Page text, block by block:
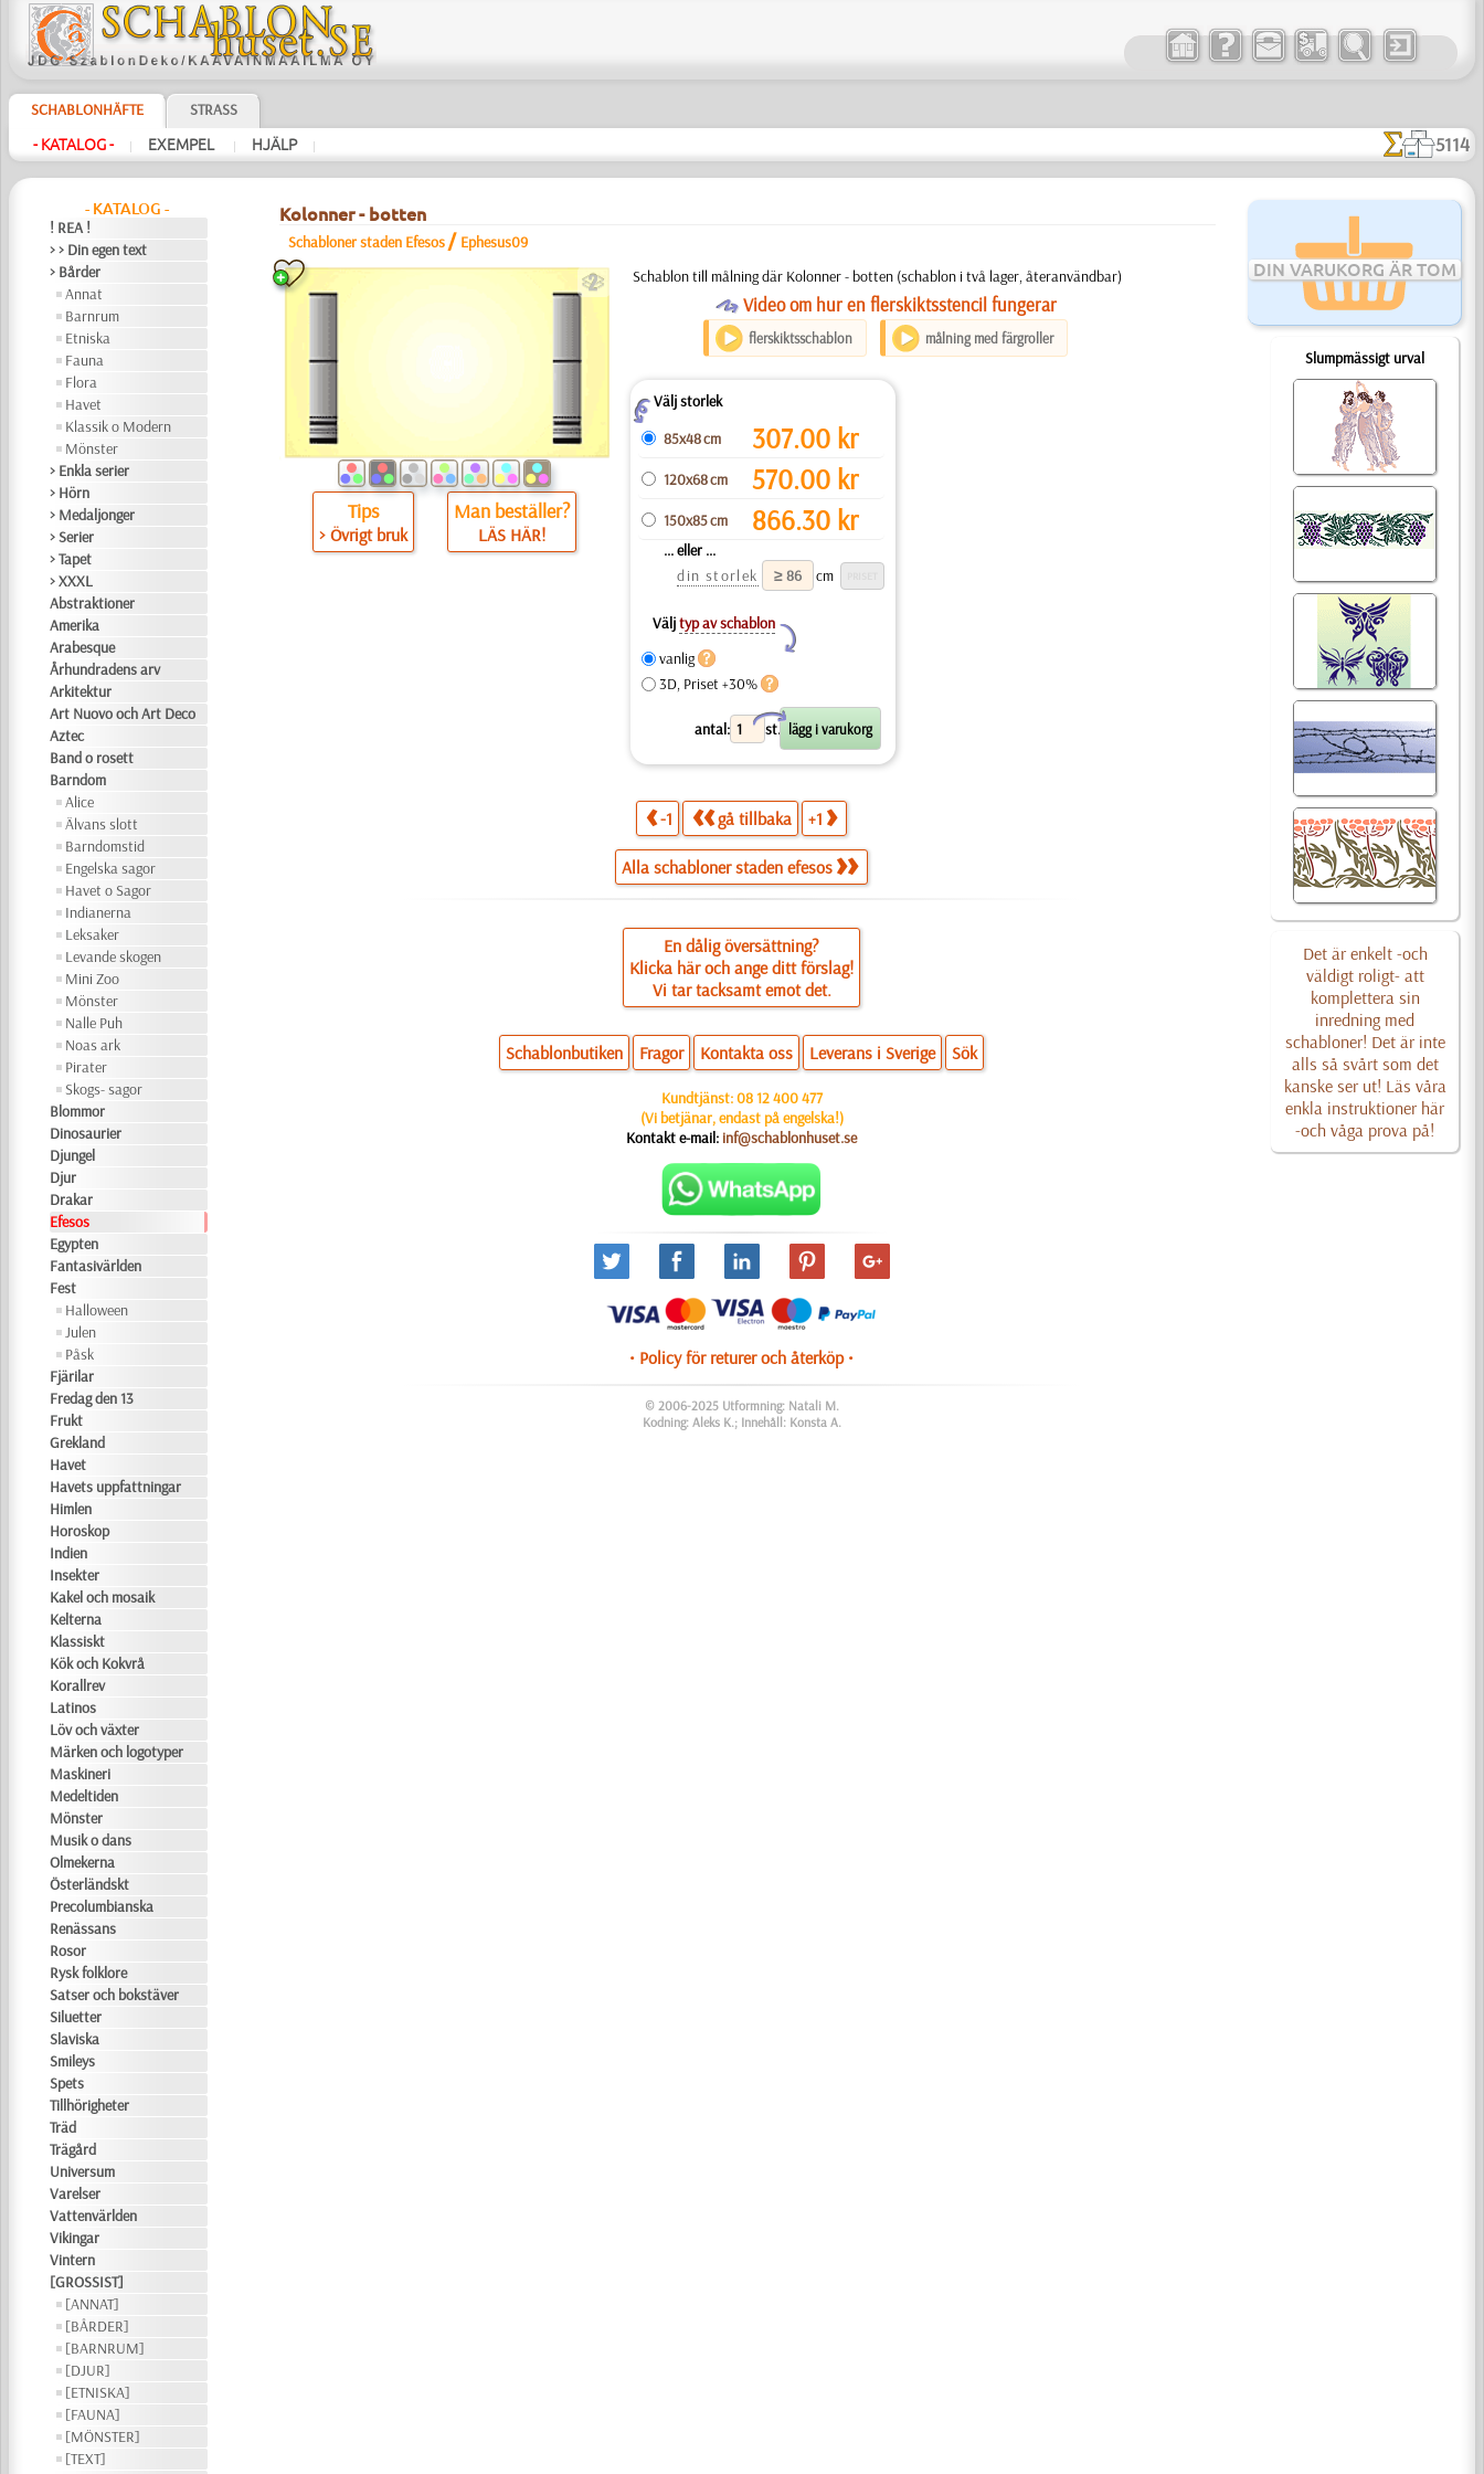
SCHABLONHÄFTE STRASS
- KATALOG - | EXEMPEL | HJÄLP | 5114
- KATALOG -
! REA !
> > Din egen text
> Bårder
Annat
Barnrum
Etniska
Fauna
Flora
Havet
Klassik o Modern
Mönster
> Enkla serier
> Hörn
> Medaljonger
> Serier
> Tapet
> XXXL
Abstraktioner
Amerika
Arabesque
Århundradens arv
Arkitektur
Art Nuovo och Art Deco
Aztec
Band o rosett
Barndom
Alice
Älvans slott
Barndomstid
Engelska sagor
Havet o Sagor
Indianerna
Leksaker
Levande skogen
Mini Zoo
Mönster
Nalle Puh
Noas ark
Pirater
Skogs- sagor
Blommor
Dinosaurier
Djungel
Djur
Drakar
Efesos
Egypten
Fantasivärlden
Fest
Halloween
Julen
Påsk
Fjärilar
Fredag den 13
Frukt
Grekland
Havet
Havets uppfattningar
Himlen
Horoskop
Indien
Insekter
Kakel och mosaik
Kelterna
Klassiskt
Kök och Kokvrå
Korallrev
Latinos
Löv och växter
Märken och logotyper
Maskineri
Medeltiden
Mönster
Musik o dans
Olmekerna
Österländskt
Precolumbianska
Renässans
Rosor
Rysk folklore
Satser och bokstäver
Siluetter
Slaviska
Smileys
Spets
Tillhörigheter
Träd
Trägård
Universum
Varelser
Vattenvärlden
Vikingar
Vintern
[GROSSIST]
[ANNAT]
[BÅRDER]
[BARNRUM]
[DJUR]
[ETNISKA]
[FAUNA]
[MÖNSTER]
[TEXT]
DIN VARUKORG ÄR TOM
Slumpmässigt urval
Det är enkelt -och
väldigt roligt- att
komplettera sin
inredning med
schabloner! Det är inte
alls så svårt som det
kanske ser ut! Läs våra
enkla instruktioner här
-och våga prova på!
Kolonner - botten
Schabloner staden Efesos / Ephesus09
b
Tips
> Övrigt bruk
Man beställer?
LÄS HÄR!
Schablon till målning där Kolonner - botten (schablon i två lager, återanvändbar)
O Video om hur en flerskiktsstencil fungerar
flerskiktsschablon målning med färgroller
ZVälj storlek
85x48 cm
307.00kr
120x68 cm 570.00kr
150x85 cm 866.30kr
... eller ...
din storlek
cm
Väljtyp av schablon
Y
vanlig
3D, Priset +30%
antal: st.
X
-1 gå tillbaka +1
Alla schabloner staden efesos
En dålig översättning?
Klicka här och ange ditt förslag!
Vi tar tacksamt emot det.
Schablonbutiken Fragor Kontakta oss Leverans i Sverige Sök
Kundtjänst:08 12 400 477
(Vi betjänar, endast på engelska!)
Kontakt e-mail: inf@schablonhuset.se
• Policy för returer och återköp •
© 2006-2025 Utformning: Natali M.
Kodning: Aleks K.; Innehåll: Konsta A.